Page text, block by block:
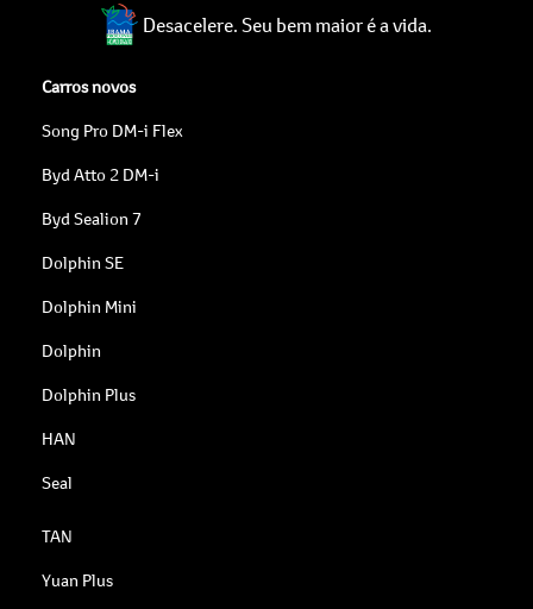
Desacelere. Seu bem maior é a vida.
Carros novos
Song Pro DM-i Flex
Byd Atto 2 DM-i
Byd Sealion 7
Dolphin SE
Dolphin Mini
Dolphin
Dolphin Plus
HAN
Seal
TAN
Yuan Plus